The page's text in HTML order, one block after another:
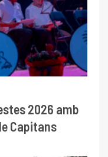
2026 amb
Capitans